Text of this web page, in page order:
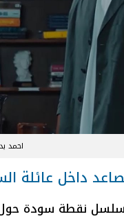
احمد
داخل
نقطة سودة حول